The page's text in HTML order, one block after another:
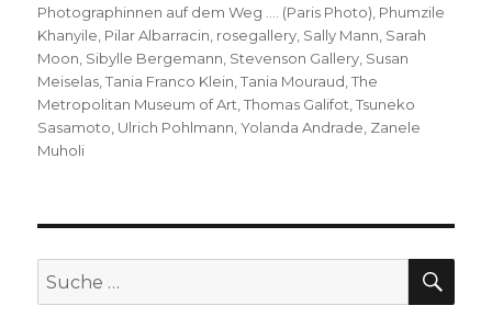
Photographinnen auf dem Weg …. (Paris Photo), Phumzile
Khanyile, Pilar Albarracin, rosegallery, Sally Mann, Sarah
Moon, Sibylle Bergemann, Stevenson Gallery, Susan
Meiselas,Tania Franco Klein,Tania Mouraud,The
Metropolitan Museum of Art,Thomas Galifot,Tsuneko
Sasamoto, Ulrich Pohlmann,Yolanda Andrade, Zanele
Muholi
Suche
nach: